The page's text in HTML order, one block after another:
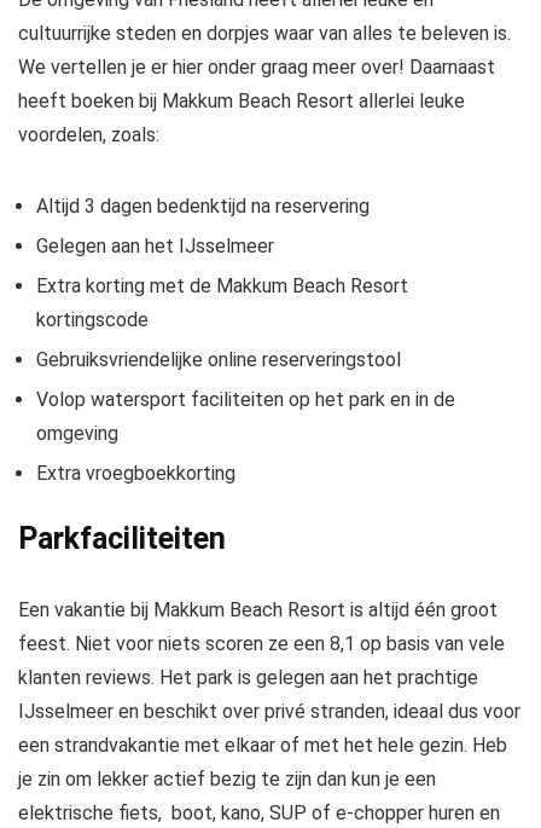
cultuurrijke steden en dorpjes waar van alles te beleven is.
We vertellen je er hier onder graag meer over! Daarnaast
heeft boeken bij Makkum Beach Resort allerlei leuke
voordelen, zoals:
Altijd 3 dagen bedenktijd na reservering
Gelegen aan het IJsselmeer
Extra korting met de Makkum Beach Resort
kortingscode
Gebruiksvriendelijke online reserveringstool
Volop watersport faciliteiten op het park en in de
omgeving
Extra vroegboekkorting
Parkfaciliteiten
Een vakantie bij Makkum Beach Resort is altijd één groot
feest. Niet voor niets scoren ze een 8,1 op basis van vele
klanten reviews. Het park is gelegen aan het prachtige
IJsselmeer en beschikt over privé stranden, ideaal dus voor
een strandvakantie met elkaar of met het hele gezin. Heb
je zin om lekker actief bezig te zijn dan kun je een
elektrische fiets, boot, kano, SUP of e-chopper huren en